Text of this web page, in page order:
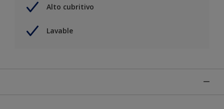
Alto cubritivo
Lavable